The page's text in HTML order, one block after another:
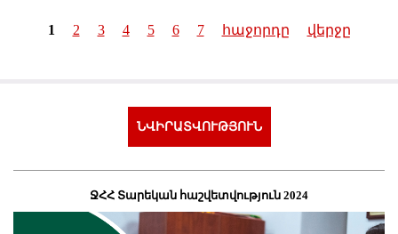
1 2 3 4 5 6 7 հաջորդը վերջը
ՆՎԻՐԱՏՎՈՒԹՅՈՒՆ
ՋՀՀ Տարեկան հաշվետվություն 2024